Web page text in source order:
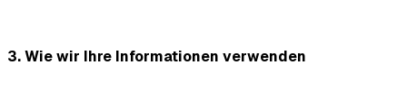
3. Wie wir Ihre Informationen verwenden